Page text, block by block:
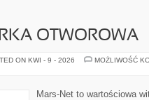
OTWOROWA
ON KWI - 9 - 2026
MOŻLIWOŚĆ
Mars-Net to wartościowa